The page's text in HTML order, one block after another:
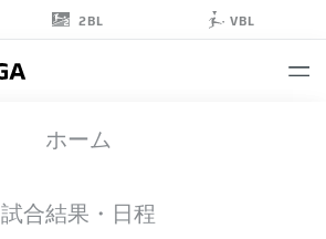
2BL VBL
ホーム
試合結果・日程